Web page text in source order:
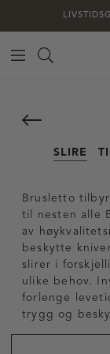
SLIRE
Brusletto
til nesten alle
av
beskytte
slirer i
ulike behov.
forlenge
trygg og